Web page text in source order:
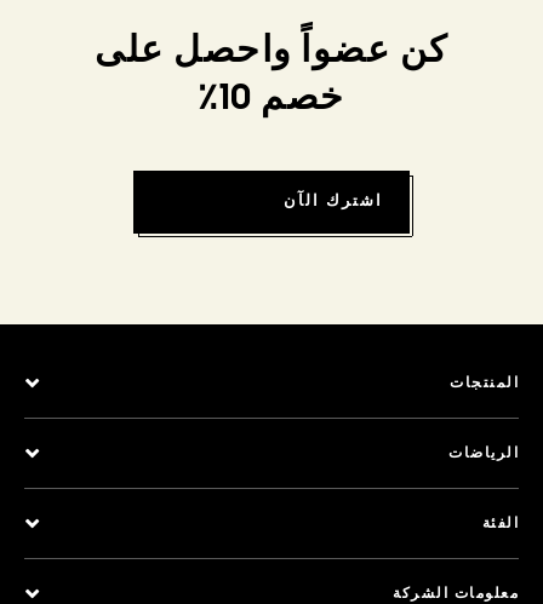
كن عضواً واحصل على
خصم 10٪
اشترك الآن
المنتجات
الرياضات
الفئة
معلومات الشركة